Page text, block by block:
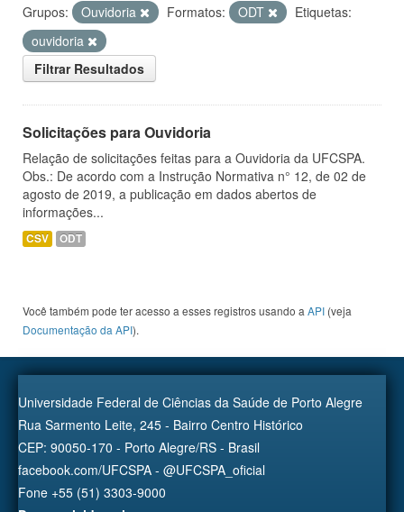
Grupos: Ouvidoria Formatos: ODT
Etiquetas:
ouvidoria
Filtrar Resultados
Solicitações para Ouvidoria
Relação de solicitações feitas para a Ouvidoria da UFCSPA.
Obs.: De acordo com a Instrução Normativa n° 12, de 02 de
agosto de 2019, a publicação em dados abertos de
informações...
CSV ODT
Você também pode ter acesso a esses registros usando a API (veja
Documentação da API).
Universidade Federal de Ciências da Saúde de Porto Alegre
Rua Sarmento Leite, 245 - Bairro Centro Histórico
CEP: 90050-170 - Porto Alegre/RS - Brasil
facebook.com/UFCSPA - @UFCSPA_oficial
Fone +55 (51) 3303-9000